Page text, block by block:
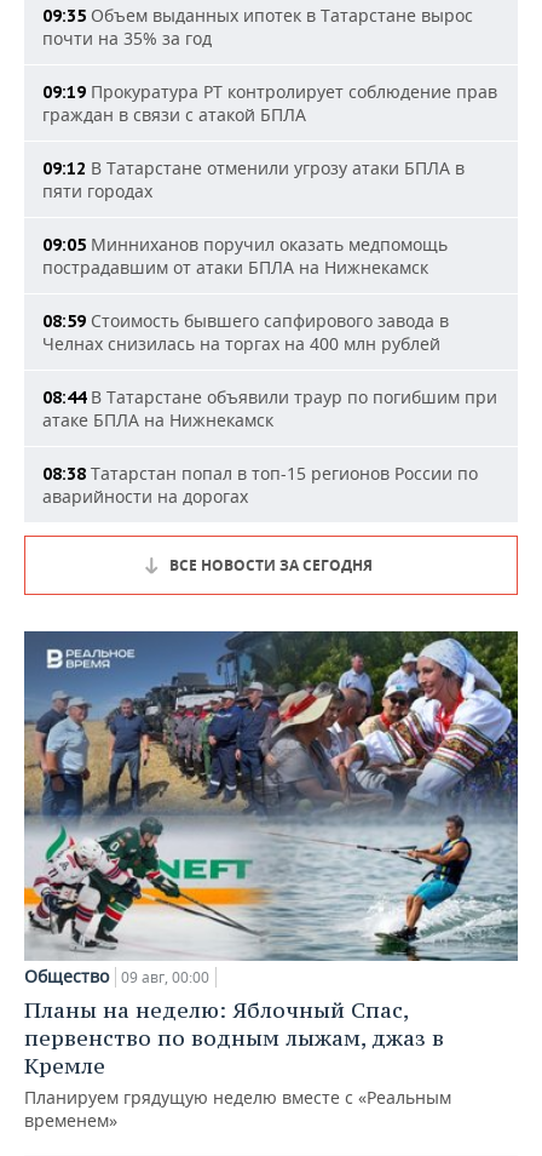
09:35 Объем выданных ипотек в Татарстане вырос
почти на 35% за год
09:19 Прокуратура РТ контролирует соблюдение прав
граждан в связи с атакой БПЛА
09:12 В Татарстане отменили угрозу атаки БПЛА в
пяти городах
09:05 Минниханов поручил оказать медпомощь
пострадавшим от атаки БПЛА на Нижнекамск
08:59 Стоимость бывшего сапфирового завода в
Челнах снизилась на торгах на 400 млн рублей
08:44В Татарстане объявили траур по погибшим при
атаке БПЛА на Нижнекамск
08:38 Татарстан попал в топ-15 регионов России по
аварийности на дорогах
ВСЕ НОВОСТИ ЗА СЕГОДНЯ
Общество 09 авг, 00:00
Планы на неделю: Яблочный Спас,
первенство по водным лыжам, джаз в
Кремле
Планируем грядущую неделю вместе с «Реальным
временем»